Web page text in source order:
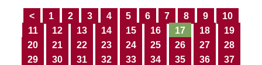
< 1 2 3 4 5 6 7 8 9
10
11
12 13 14 15 16 17 18
19
20
21 22 23 24 25 26 27
28
29
30 31 32 33 34 35 36
37